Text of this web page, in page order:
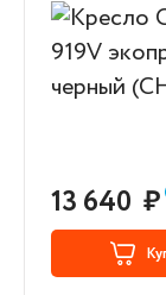
13 640 ₽